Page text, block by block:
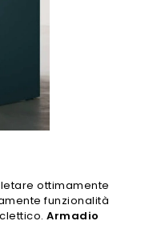
ottimamente
funzionalità
Armadio